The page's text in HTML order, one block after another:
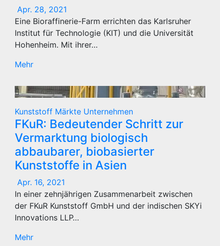
Apr. 28, 2021
Eine Bioraffinerie-Farm errichten das Karlsruher
Institut für Technologie (KIT) und die Universität
Hohenheim. Mit ihrer…
Mehr
Kunststoff Märkte Unternehmen
FKuR: Bedeutender Schritt zur
Vermarktung biologisch
abbaubarer, biobasierter
Kunststoffe in Asien
Apr. 16, 2021
In einer zehnjährigen Zusammenarbeit zwischen
der FKuR Kunststoff GmbH und der indischen SKYi
Innovations LLP…
Mehr